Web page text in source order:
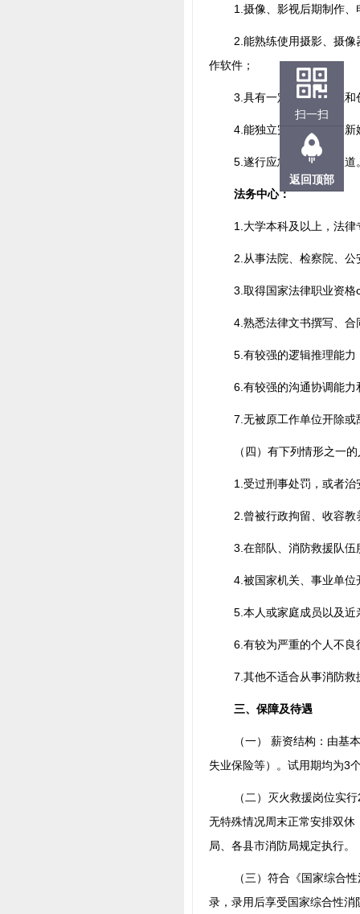
1.摄像、影视后期制作
2.能熟练使用摄影、摄
作软件；
3.具有一定的文字功底
4.能独立完成专题片和
5.遂行应急救援宣传报道
法务中心：
1.大学本科及以上，法
2.从事法院、检察院、
3.取得国家法律职业资格
4.熟悉法律文书撰写、
5.有较强的逻辑推理能
6.有较强的沟通协调能
7.无被原工作单位开除或
（四）有下列情形之一
1.受过刑事处罚，或者治
2.曾被行政拘留、收容
3.在部队、消防救援队
4.被国家机关、事业单
5.本人或家庭成员以及
6.有较为严重的个人不
7.其他不适合从事消防救
三、保障及待遇
（一） 薪资结构：由基
失业保险等）。试用期均为3
（二）灭火救援岗位实
无特殊情况周末正常安排双
局、各县市消防局规定执行。
（三）符合《国家综合
录，录用后享受国家综合性
扫一扫
返回顶部